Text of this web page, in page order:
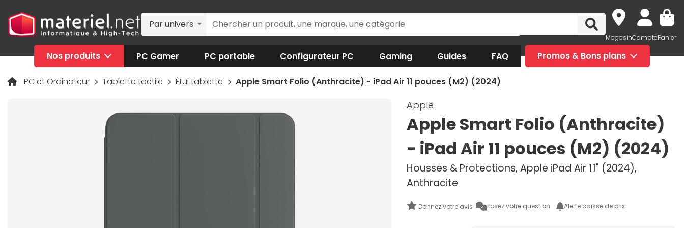
Par univers
MagasinComptePanier
Nos produits PC Gamer PC portable Configurateur PC Gaming Guides FAQ Promos & Bons plans
PC et Ordinateur Tablette tactile Étui tablette Apple Smart Folio (Anthracite) - iPad Air 11 pouces (M2) (2024)
Apple
Apple Smart Folio (Anthracite)
- iPad Air 11 pouces (M2) (2024)
Housses & Protections, Apple iPad Air 11" (2024),
Anthracite
Donnez votre avis Posez votre question Alerte baisse de prix